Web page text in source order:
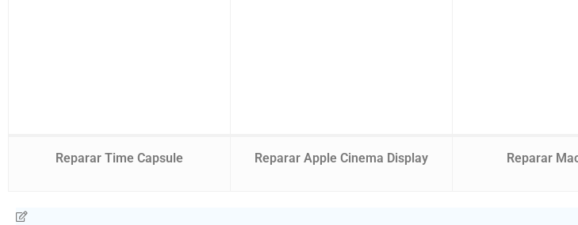
Reparar Time Capsule Reparar Apple Cinema Display Reparar